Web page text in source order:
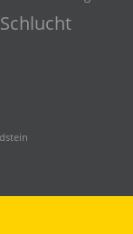
Schlucht